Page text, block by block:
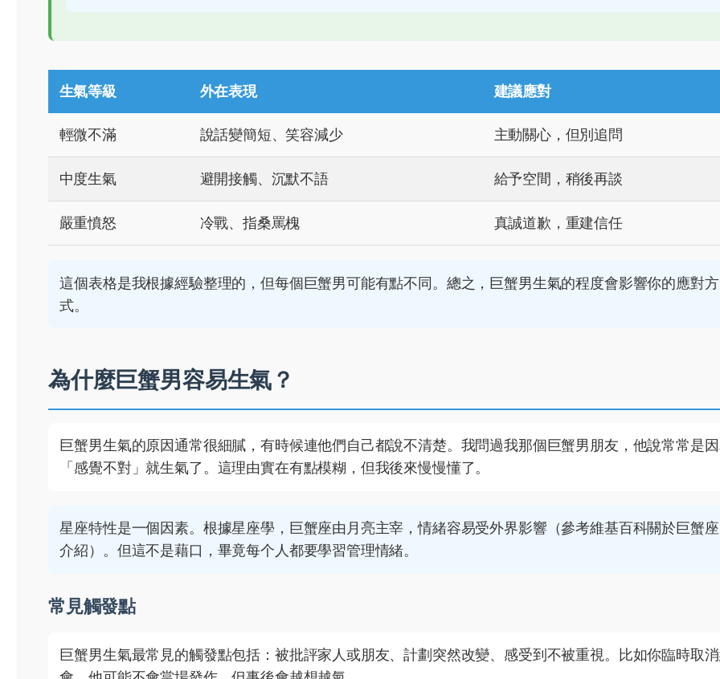
生氣等級 外在表現 建議應對
輕微不滿 說話變簡短、笑容減少 主動關心，但別追問
中度生氣 避開接觸、沉默不語 給予空間，稍後再談
嚴重憤怒 冷戰、指桑罵槐 真誠道歉，重建信任
這個表格是我根據經驗整理的，但每個巨蟹男可能有點不同。總之，巨蟹男生氣的程度會影響你的應對方
式。
為什麼巨蟹男容易生氣？
巨蟹男生氣的原因通常很細膩，有時候連他們自己都說不清楚。我問過我那個巨蟹男朋友，他說常常是
「感覺不對」就生氣了。這理由實在有點模糊，但我後來慢慢懂了。
星座特性是一個因素。根據星座學，巨蟹座由月亮主宰，情緒容易受外界影響（參考維基百科關於巨蟹
介紹）。但這不是藉口，畢竟每个人都要學習管理情緒。
常見觸發點
巨蟹男生氣最常見的觸發點包括：被批評家人或朋友、計劃突然改變、感受到不被重視。比如你臨時取